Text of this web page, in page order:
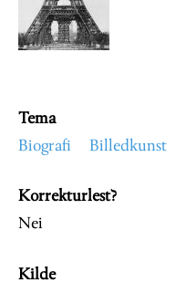
Tema
Biografi
Billedkunst
Korrekturlest?
Nei
Kilde